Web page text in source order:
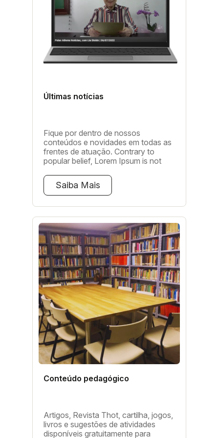
Últimas notícias
Fique por dentro de nossos
conteúdos e novidades em todas as
frentes de atuação. Contrary to
popular belief, Lorem Ipsum is not
piece of classical Latin literature from
45 BC, making it over 2000 years
old. Richard McClintock, a Latin
professor at Hampden-Sydney
College in Virginia, looked up one of
the more obscure Latin words,
consectetur, from a Lorem Ipsum
passage, and going through the cites
of the word in classical literature,
discovered the undoubtable source.
Lorem Ipsum comes from sections
Saiba Mais
Conteúdo pedagógico
Artigos, Revista Thot, cartilha, jogos,
livros e sugestões de atividades
disponíveis gratuitamente para